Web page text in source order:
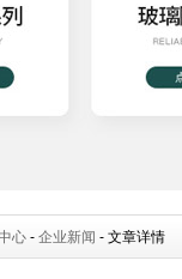
心 - 企业新闻 - 文章详情